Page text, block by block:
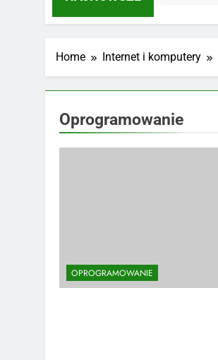
Home Internet i komputery
Oprogramowanie
OPROGRAMOWANIE